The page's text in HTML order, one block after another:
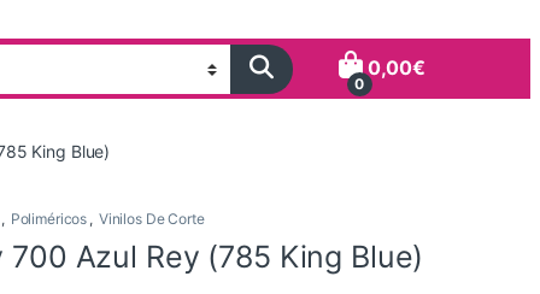
0
0,00€
King Blue)
, Poliméricos , Vinilos De Corte
700 Azul Rey (785 King Blue)